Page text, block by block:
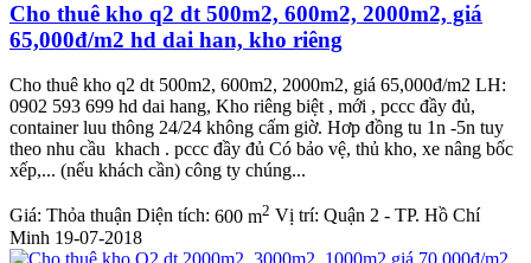
Cho thuê kho q2 dt 500m2, 600m2, 2000m2, giá
65,000đ/m2 hd dai han, kho riêng
Cho thuê kho q2 dt 500m2, 600m2, 2000m2, giá 65,000đ/m2 LH:
0902 593 699 hd dai hang, Kho riêng biệt , mới , pccc đầy đủ,
container luu thông 24/24 không cấm giờ. Hơp đồng tu 1n -5n tuy
theo nhu cầu khach . pccc đầy đủ Có bảo vệ, thủ kho, xe nâng bốc
xếp,... (nếu khách cần) công ty chúng...
Giá: Thỏa thuận Diện tích: 600 m2 Vị trí: Quận 2 - TP. Hồ Chí
Minh 19-07-2018